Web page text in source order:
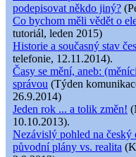
podepisovat někdo jiný?
Co bychom měli vědět o
tutoriál, leden 2015)
Historie a současný stav
telefonie, 12.11.2014).
Časy se mění, aneb:
správou (Týden
26.9.2014)
Jeden rok ... a tolik změn!
10.10.2013).
Nezávislý pohled na český
původní plány vs. realita